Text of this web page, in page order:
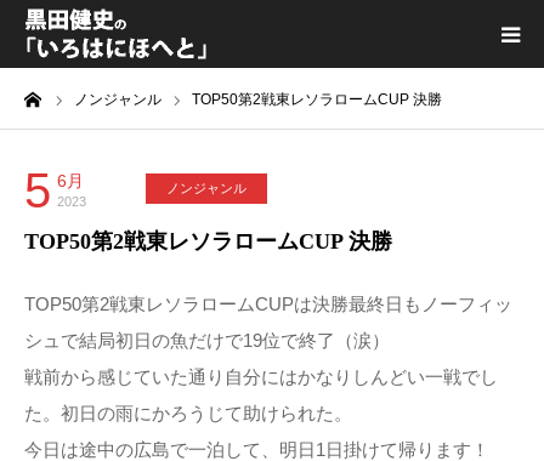
ノンジャンル TOP50第2戦東レソラロームCUP 決勝
5 6月
2023
ノンジャンル
TOP50第2戦東レソラロームCUP 決勝
TOP50第2戦東レソラロームCUPは決勝最終日もノーフィッ
シュで結局初日の魚だけで19位で終了（涙）
戦前から感じていた通り自分にはかなりしんどい一戦でし
た。初日の雨にかろうじて助けられた。
今日は途中の広島で一泊して、明日1日掛けて帰ります！
黒田健史プロフィール
カテゴリ一覧
喫茶KURODA
YouTube｜Kuro channel
メディア出演
プライバシーポリシー